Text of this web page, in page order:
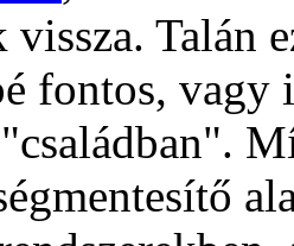
Talán
fontos, vagy